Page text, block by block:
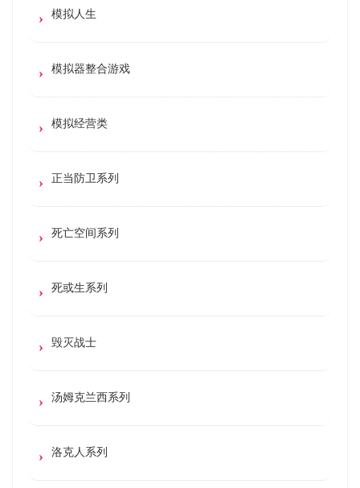
模拟人生
模拟器整合游戏
模拟经营类
正当防卫系列
死亡空间系列
死或生系列
毁灭战士
汤姆克兰西系列
洛克人系列